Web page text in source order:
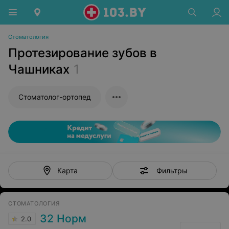
Стоматология
Протезирование зубов в
Чашниках 1
Стоматолог-ортопед
Карта Фильтры
СТОМАТОЛОГИЯ
2.0 32 Норм